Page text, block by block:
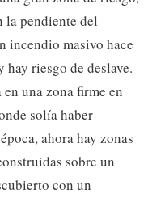
la pendiente del
incendio masivo hace
riesgo de deslave.
una zona firme en
solía haber
ahora hay zonas
sobre un
con un